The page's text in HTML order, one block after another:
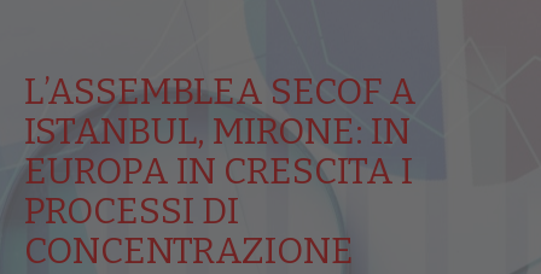
L’ASSEMBLEA SECOF A
ISTANBUL, MIRONE: IN
EUROPA IN CRESCITA I
PROCESSI DI
CONCENTRAZIONE